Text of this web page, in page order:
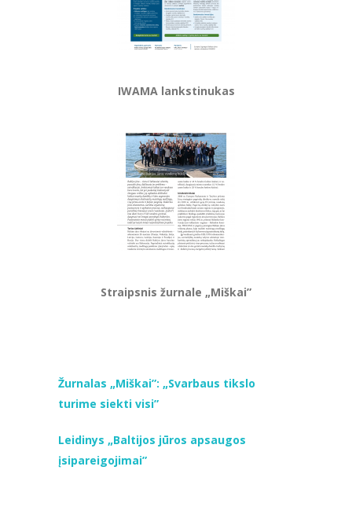
IWAMA lankstinukas
Straipsnis žurnale „Miškai”
Žurnalas „Miškai”: „Svarbaus tikslo
turime siekti visi”
Leidinys „Baltijos jūros apsaugos
įsipareigojimai”